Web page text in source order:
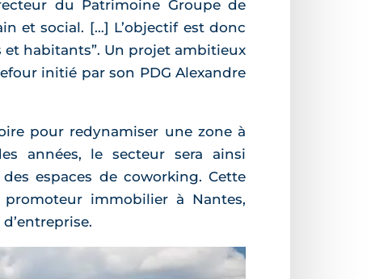
du Patrimoine Groupe de
et social. […] L’objectif est donc
habitants”. Un projet ambitieux
initié par son PDG Alexandre
pour redynamiser une zone à
années, le secteur sera ainsi
espaces de coworking. Cette
promoteur immobilier à Nantes,